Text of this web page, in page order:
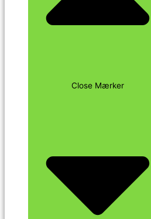
Close Mærker